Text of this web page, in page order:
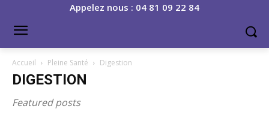
Appelez nous : 04 81 09 22 84
Accueil Pleine Santé Digestion
DIGESTION
Featured posts